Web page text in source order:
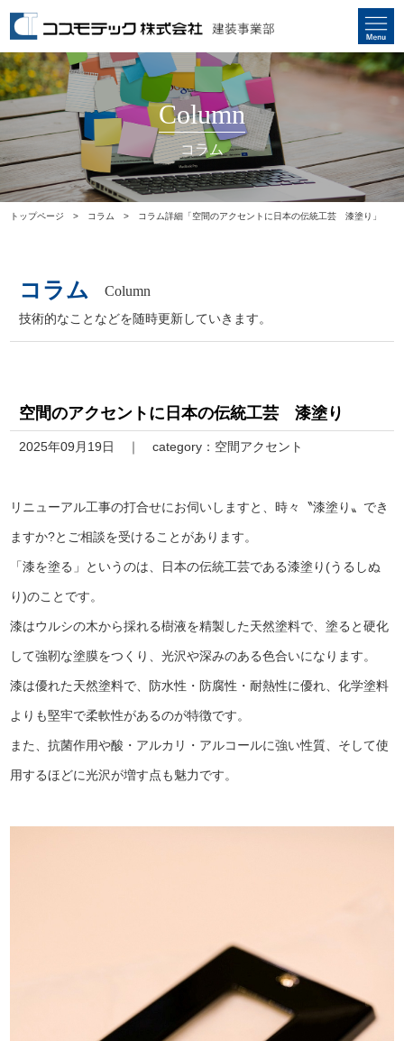
Column
コラム
トップページ コラム コラム詳細「空間のアクセントに日本の伝統工芸 漆塗り」
コラム Column
技術的なことなどを随時更新していきます。
空間のアクセントに日本の伝統工芸 漆塗り
2025年09月19日 category： 空間アクセント
リニューアル工事の打合せにお伺いしますと、時々〝漆塗り〟でき
ますか?とご相談を受けることがあります。
「漆を塗る」というのは、日本の伝統工芸である漆塗り(うるしぬ
り)のことです。
漆はウルシの木から採れる樹液を精製した天然塗料で、塗ると硬化
して強靭な塗膜をつくり、光沢や深みのある色合いになります。
漆は優れた天然塗料で、防水性・防腐性・耐熱性に優れ、化学塗料
よりも堅牢で柔軟性があるのが特徴です。
また、抗菌作用や酸・アルカリ・アルコールに強い性質、そして使
用するほどに光沢が増す点も魅力です。